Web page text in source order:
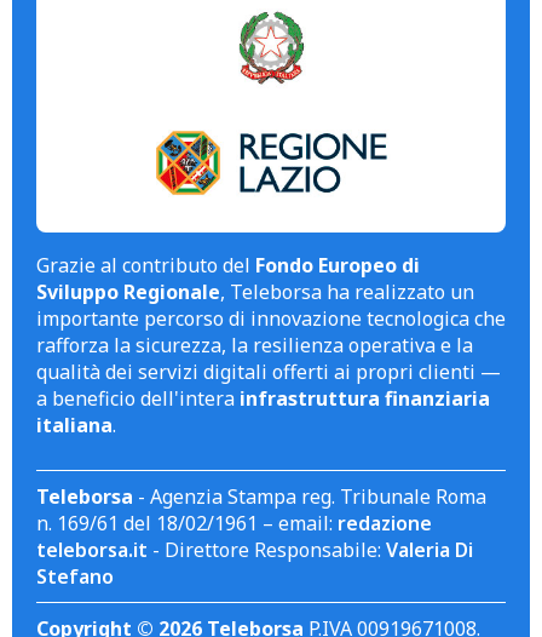
Grazie al contributo del Fondo Europeo di
Sviluppo Regionale, Teleborsa ha realizzato un
importante percorso di innovazione tecnologica che
rafforza la sicurezza, la resilienza operativa e la
qualità dei servizi digitali offerti ai propri clienti —
a beneficio dell'intera infrastruttura finanziaria
italiana.
Teleborsa - Agenzia Stampa reg. Tribunale Roma
n. 169/61 del 18/02/1961 – email: redazione
teleborsa.it - Direttore Responsabile: Valeria Di
Stefano
Copyright © 2026 Teleborsa P.IVA 00919671008.